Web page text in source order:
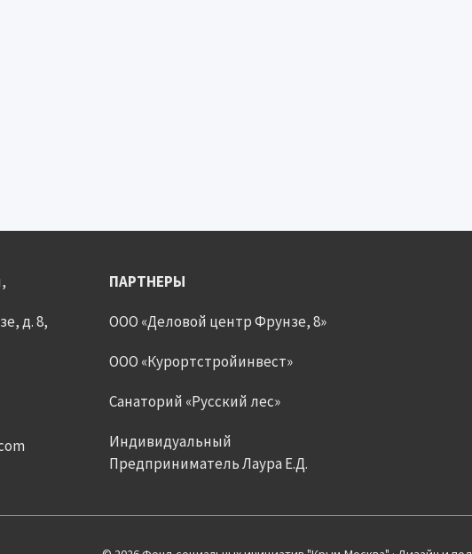
д. 8,
ПАРТНЕРЫ
ООО «Деловой центр Фрунзе, 8»
ООО «Курортстройинвест»
Санаторий «Русский лес»
Индивидуальный
Предприниматель Лаура Е.Д.